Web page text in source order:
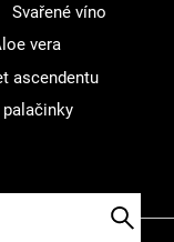
Svařené víno
vera
ascendentu